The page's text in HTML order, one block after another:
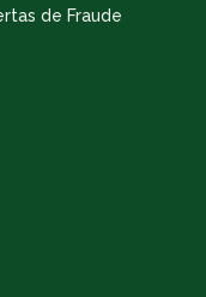
de Fraude